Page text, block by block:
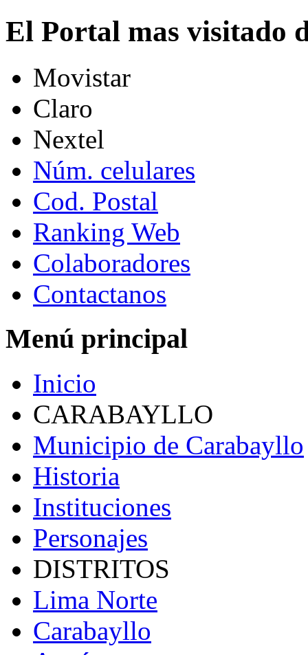
El Portal mas visitado
Movistar
Claro
Nextel
Núm. celulares
Cod. Postal
Ranking Web
Colaboradores
Contactanos
Menú principal
Inicio
CARABAYLLO
Municipio de Carabayllo
Historia
Instituciones
Personajes
DISTRITOS
Lima Norte
Carabayllo